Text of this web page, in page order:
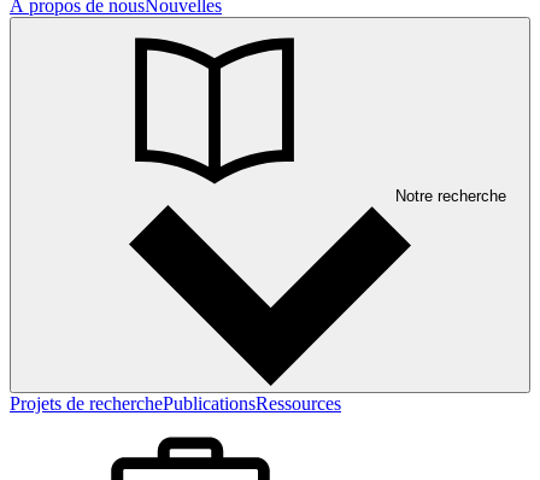
À propos de nousNouvelles
Notre recherche
Projets de recherchePublicationsRessources